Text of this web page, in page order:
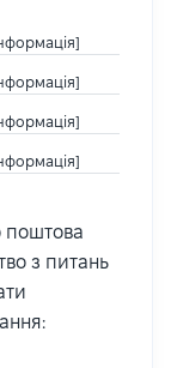
поштова
з питань